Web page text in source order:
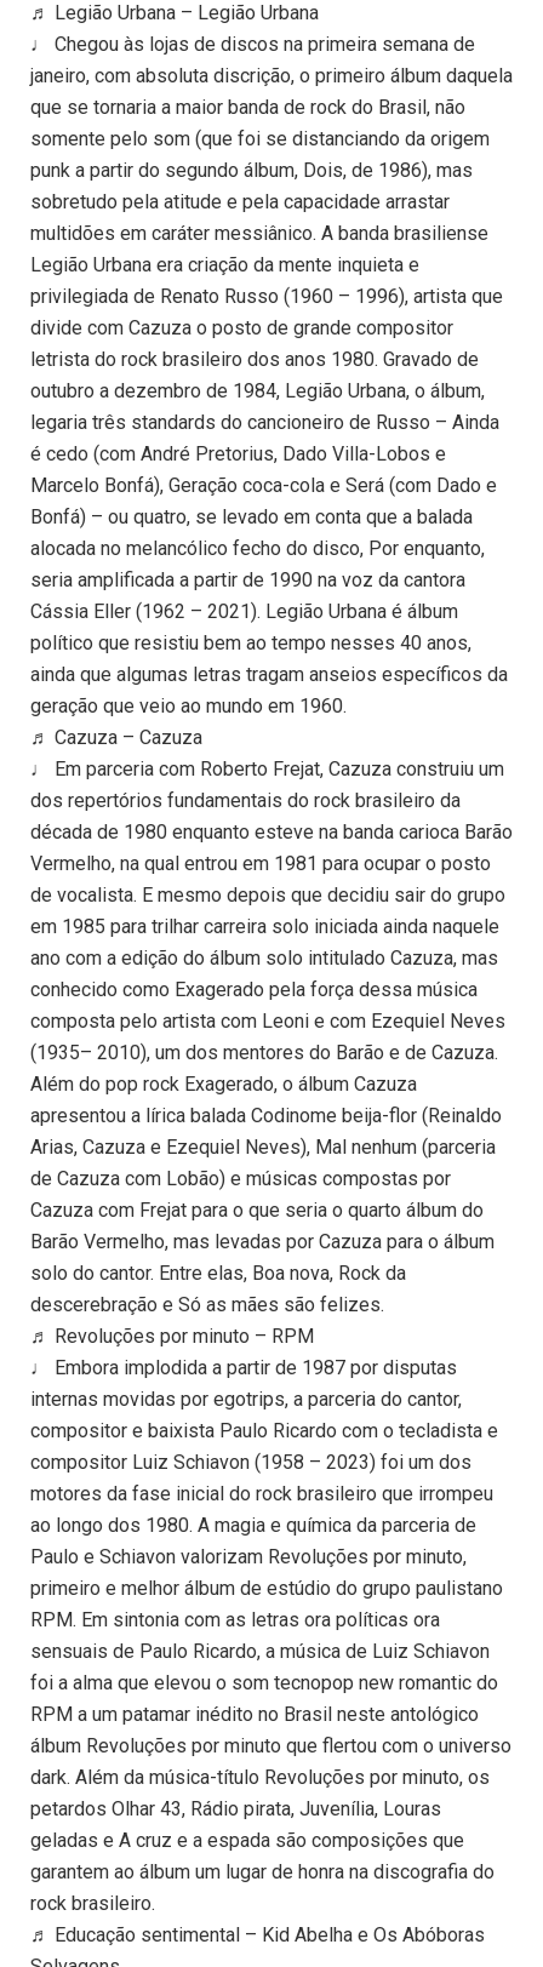
♬ Legião Urbana – Legião Urbana
♩ Chegou às lojas de discos na primeira semana de
janeiro, com absoluta discrição, o primeiro álbum daquela
que se tornaria a maior banda de rock do Brasil, não
somente pelo som (que foi se distanciando da origem
punk a partir do segundo álbum, Dois, de 1986), mas
sobretudo pela atitude e pela capacidade arrastar
multidões em caráter messiânico. A banda brasiliense
Legião Urbana era criação da mente inquieta e
privilegiada de Renato Russo (1960 – 1996), artista que
divide com Cazuza o posto de grande compositor
letrista do rock brasileiro dos anos 1980. Gravado de
outubro a dezembro de 1984, Legião Urbana, o álbum,
legaria três standards do cancioneiro de Russo – Ainda
é cedo (com André Pretorius, Dado Villa-Lobos e
Marcelo Bonfá), Geração coca-cola e Será (com Dado e
Bonfá) – ou quatro, se levado em conta que a balada
alocada no melancólico fecho do disco, Por enquanto,
seria amplificada a partir de 1990 na voz da cantora
Cássia Eller (1962 – 2021). Legião Urbana é álbum
político que resistiu bem ao tempo nesses 40 anos,
ainda que algumas letras tragam anseios específicos da
geração que veio ao mundo em 1960.
♬ Cazuza – Cazuza
♩ Em parceria com Roberto Frejat, Cazuza construiu um
dos repertórios fundamentais do rock brasileiro da
década de 1980 enquanto esteve na banda carioca Barão
Vermelho, na qual entrou em 1981 para ocupar o posto
de vocalista. E mesmo depois que decidiu sair do grupo
em 1985 para trilhar carreira solo iniciada ainda naquele
ano com a edição do álbum solo intitulado Cazuza, mas
conhecido como Exagerado pela força dessa música
composta pelo artista com Leoni e com Ezequiel Neves
(1935– 2010), um dos mentores do Barão e de Cazuza.
Além do pop rock Exagerado, o álbum Cazuza
apresentou a lírica balada Codinome beija-flor (Reinaldo
Arias, Cazuza e Ezequiel Neves), Mal nenhum (parceria
de Cazuza com Lobão) e músicas compostas por
Cazuza com Frejat para o que seria o quarto álbum do
Barão Vermelho, mas levadas por Cazuza para o álbum
solo do cantor. Entre elas, Boa nova, Rock da
descerebração e Só as mães são felizes.
♬ Revoluções por minuto – RPM
♩ Embora implodida a partir de 1987 por disputas
internas movidas por egotrips, a parceria do cantor,
compositor e baixista Paulo Ricardo com o tecladista e
compositor Luiz Schiavon (1958 – 2023) foi um dos
motores da fase inicial do rock brasileiro que irrompeu
ao longo dos 1980. A magia e química da parceria de
Paulo e Schiavon valorizam Revoluções por minuto,
primeiro e melhor álbum de estúdio do grupo paulistano
RPM. Em sintonia com as letras ora políticas ora
sensuais de Paulo Ricardo, a música de Luiz Schiavon
foi a alma que elevou o som tecnopop new romantic do
RPM a um patamar inédito no Brasil neste antológico
álbum Revoluções por minuto que flertou com o universo
dark. Além da música-título Revoluções por minuto, os
petardos Olhar 43, Rádio pirata, Juvenília, Louras
geladas e A cruz e a espada são composições que
garantem ao álbum um lugar de honra na discografia do
rock brasileiro.
♬ Educação sentimental – Kid Abelha e Os Abóboras